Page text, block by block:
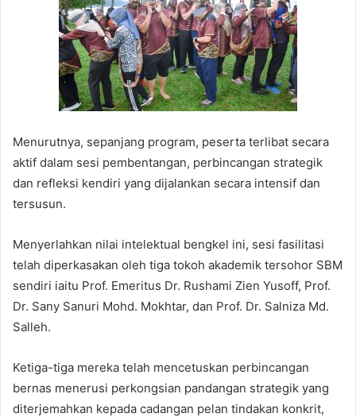
Menurutnya, sepanjang program, peserta terlibat secara
aktif dalam sesi pembentangan, perbincangan strategik
dan refleksi kendiri yang dijalankan secara intensif dan
tersusun.
Menyerlahkan nilai intelektual bengkel ini, sesi fasilitasi
telah diperkasakan oleh tiga tokoh akademik tersohor SBM
sendiri iaitu Prof. Emeritus Dr. Rushami Zien Yusoff, Prof.
Dr. Sany Sanuri Mohd. Mokhtar, dan Prof. Dr. Salniza Md.
Salleh.
Ketiga-tiga mereka telah mencetuskan perbincangan
bernas menerusi perkongsian pandangan strategik yang
diterjemahkan kepada cadangan pelan tindakan konkrit,